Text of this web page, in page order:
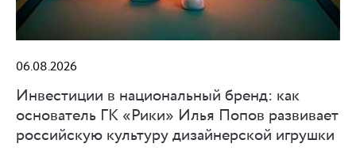
06.08.2026
Инвестиции в национальный бренд: как
основатель ГК «Рики» Илья Попов развивает
российскую культуру дизайнерской игрушки